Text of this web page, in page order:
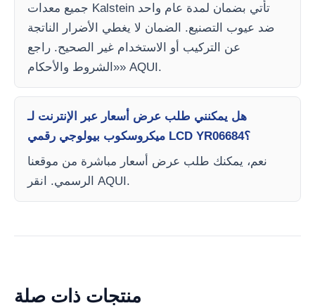
جميع معدات Kalstein تأتي بضمان لمدة عام واحد
ضد عيوب التصنيع. الضمان لا يغطي الأضرار الناتجة
عن التركيب أو الاستخدام غير الصحيح. راجع
«الشروط والأحكام» AQUI.
هل يمكنني طلب عرض أسعار عبر الإنترنت لـ
ميكروسكوب بيولوجي رقمي LCD YR06684؟
نعم، يمكنك طلب عرض أسعار مباشرة من موقعنا
الرسمي. انقر AQUI.
منتجات ذات صلة